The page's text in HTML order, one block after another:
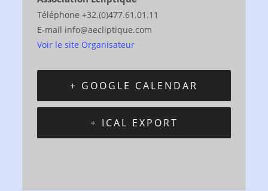
Téléphone+32.(0)477.61.01.11
E-mail info@aecliptique.com
Voir le site Organisateur
+ GOOGLE CALENDAR
+ ICAL EXPORT